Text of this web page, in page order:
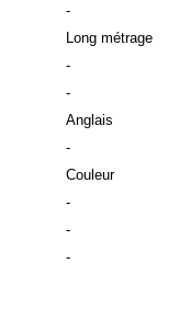
-
Long métrage
-
-
Anglais
-
Couleur
-
-
-